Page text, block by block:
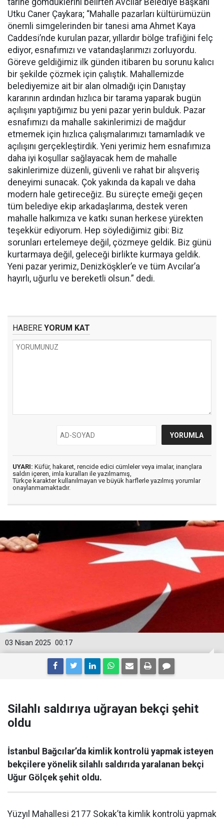
tarihe gömdüklerini belirten Avcılar Belediye Başkanı
Utku Caner Çaykara; “Mahalle pazarları kültürümüzün
önemli simgelerinden bir tanesi ama Ahmet Kaya
Caddesi’nde kurulan pazar, yıllardır bölge trafiğini felç
ediyor, esnafımızı ve vatandaşlarımızı zorluyordu.
Göreve geldiğimiz ilk günden itibaren bu sorunu kalıcı
bir şekilde çözmek için çalıştık. Mahallemizde
belediyemize ait bir alan olmadığı için Danıştay
kararının ardından hızlıca bir tarama yaparak bugün
açılışını yaptığımız bu yeni pazar yerin bulduk. Pazar
esnafımızı da mahalle sakinlerimizi de mağdur
etmemek için hızlıca çalışmalarımızı tamamladık ve
açılışını gerçekleştirdik. Yeni yerimiz hem esnafımıza
daha iyi koşullar sağlayacak hem de mahalle
sakinlerimize düzenli, güvenli ve rahat bir alışveriş
deneyimi sunacak. Çok yakında da kapalı ve daha
modern hale getireceğiz. Bu süreçte emeği geçen
tüm belediye ekip arkadaşlarıma, destek veren
mahalle halkımıza ve katkı sunan herkese yürekten
teşekkür ediyorum. Hep söylediğimiz gibi: Biz
sorunları ertelemeye değil, çözmeye geldik. Biz günü
kurtarmaya değil, geleceği birlikte kurmaya geldik.
Yeni pazar yerimiz, Denizköşkler’e ve tüm Avcılar’a
hayırlı, uğurlu ve bereketli olsun.” dedi.
HABERE YORUM KAT
UYARI: Küfür, hakaret, rencide edici cümleler veya imalar, inançlara
saldırı içeren, imla kuralları ile yazılmamış,
Türkçe karakter kullanılmayan ve büyük harflerle yazılmış yorumlar
onaylanmamaktadır.
00:17
03 Nisan 2025
Silahlı saldırıya uğrayan bekçi şehit
oldu
İstanbul Bağcılar’da kimlik kontrolü yapmak isteyen
bekçilere yönelik silahlı saldırıda yaralanan bekçi
Uğur Gölçek şehit oldu.
Yüzyıl Mahallesi 2177 Sokak’ta kimlik kontrolü yapmak